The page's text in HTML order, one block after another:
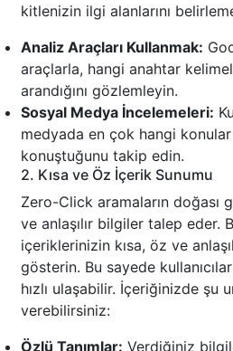
kitlenizin ilgi alanlarını
Analiz Araçları Kullanmak:
araçlarla, hangi anahtar
arandığını gözlemleyin.
Sosyal Medya İncelemeleri:
medyada en çok hangi konular
konuştuğunu takip edin.
2. Kısa ve Öz İçerik Sunumu
Zero-Click aramaların doğası
ve anlaşılır bilgiler talep eder.
içeriklerinizin kısa, öz ve
gösterin. Bu sayede
hızlı ulaşabilir. İçeriğinizde şu
verebilirsiniz:
Özlü Tanımlar: Verdiğiniz